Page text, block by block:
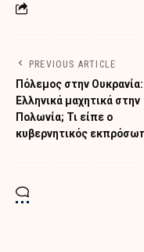
PREVIOUS ARTICLE
Πόλεμος στην Ουκρανία:
Ελληνικά μαχητικά στην
Πολωνία; Τι είπε ο
κυβερνητικός